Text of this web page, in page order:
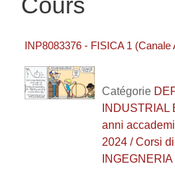
INP8083376 - FISICA 1 (Canale
Catégorie
INDUSTRIAL
anni
2024 / Corsi